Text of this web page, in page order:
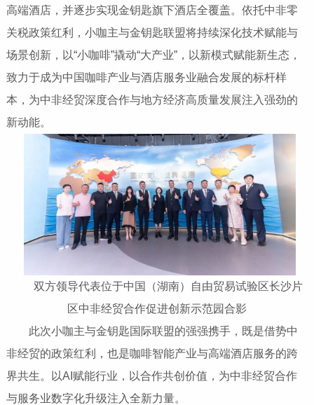
高端酒店，并逐步实现金钥匙旗下酒店全覆盖。依托中非零
关税政策红利，小咖主与金钥匙联盟将持续深化技术赋能与
场景创新，以“小咖啡”撬动“大产业”，以新模式赋能新生态，
致力于成为中国咖啡产业与酒店服务业融合发展的标杆样
本，为中非经贸深度合作与地方经济高质量发展注入强劲的
新动能。
双方领导代表位于中国（湖南）自由贸易试验区长沙片
区中非经贸合作促进创新示范园合影
此次小咖主与金钥匙国际联盟的强强携手，既是借势中
非经贸的政策红利，也是咖啡智能产业与高端酒店服务的跨
界共生。以AI赋能行业，以合作共创价值，为中非经贸合作
与服务业数字化升级注入全新力量。